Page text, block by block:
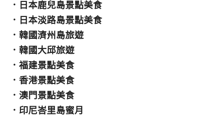
． 日本鹿兒島景點美食
． 日本淡路島景點美食
． 韓國濟州島旅遊
． 韓國大邱旅遊
． 福建景點美食
． 香港景點美食
． 澳門景點美食
． 印尼峇里島蜜月